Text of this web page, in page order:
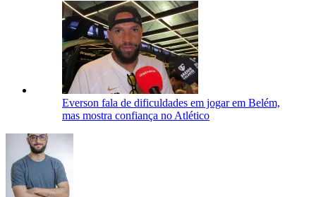
Everson fala de dificuldades em jogar em Belém,
mas mostra confiança no Atlético